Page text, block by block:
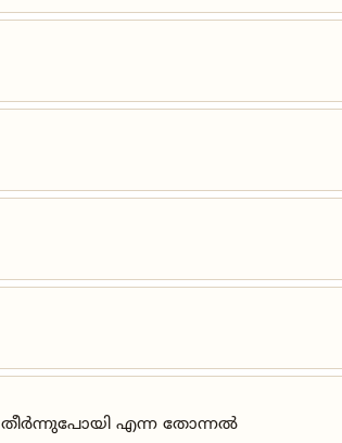
തീർന്നുപോയി എന്ന തോന്നൽ